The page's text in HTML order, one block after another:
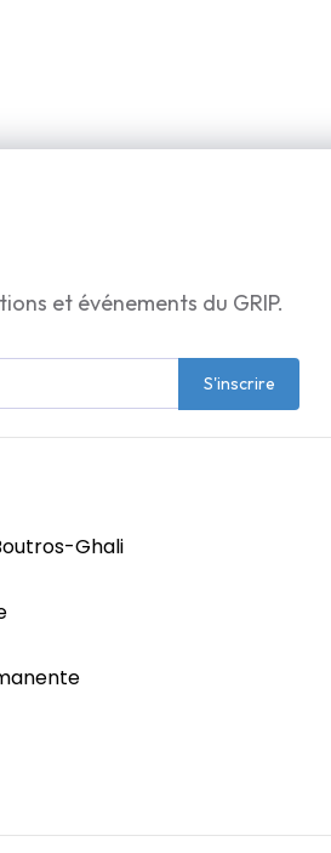
et événements du GRIP.
S'inscrire
Ghali